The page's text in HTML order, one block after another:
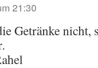
21:30
Getränke nicht,